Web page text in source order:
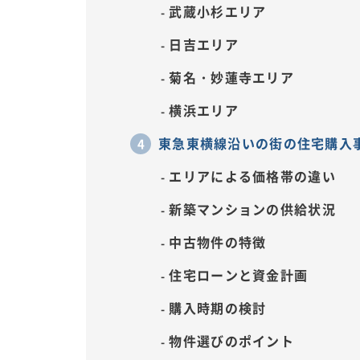
武蔵小杉エリア
日吉エリア
菊名・妙蓮寺エリア
横浜エリア
東急東横線沿いの街の住宅購入
エリアによる価格帯の違い
新築マンションの供給状況
中古物件の特徴
住宅ローンと資金計画
購入時期の検討
物件選びのポイント